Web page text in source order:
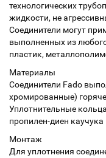
технологических
жидкости, не
Соединители могут
выполненных из
пластик,
Материалы
Соединители Fado
хромированные)
Уплотнительные
пропилен-диен каучука
Монтаж
Для уплотнения